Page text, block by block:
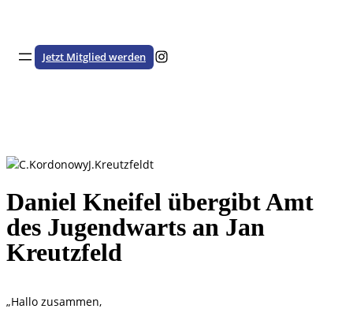
springen
Jetzt Mitglied werden Besuche den HSTV auf Instagram
Daniel Kneifel übergibt Amt
des Jugendwarts an Jan
Kreutzfeld
„Hallo zusammen,